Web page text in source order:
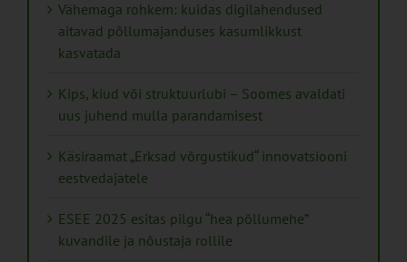
Vähemaga rohkem: kuidas digilahendused
aitavad põllumajanduses kasumlikkust
kasvatada
Kips, kiud või struktuurlubi – Soomes avaldati
uus juhend mulla parandamisest
Käsiraamat „Erksad võrgustikud“ innovatsiooni
eestvedajatele
ESEE 2025 esitas pilgu “hea põllumehe”
kuvandile ja nõustaja rollile